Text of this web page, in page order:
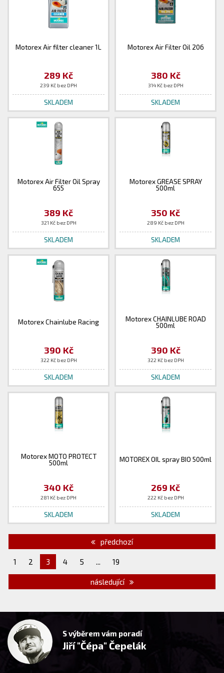
Motorex Air filter cleaner 1L
289 Kč
239 Kč bez DPH
SKLADEM
Motorex Air Filter Oil 206
380 Kč
314 Kč bez DPH
SKLADEM
Motorex Air Filter Oil Spray
655
389 Kč
321 Kč bez DPH
SKLADEM
Motorex GREASE SPRAY
500ml
350 Kč
289 Kč bez DPH
SKLADEM
Motorex Chainlube Racing
390 Kč
322 Kč bez DPH
SKLADEM
Motorex CHAINLUBE ROAD
500ml
390 Kč
322 Kč bez DPH
SKLADEM
Motorex MOTO PROTECT
500ml
340 Kč
281 Kč bez DPH
SKLADEM
MOTOREX OIL spray BIO 500ml
269 Kč
222 Kč bez DPH
SKLADEM
předchozí
1 2 3 4 5 ... 19
následující
S výběrem vám poradí
Jiří "Čépa" Čepelák